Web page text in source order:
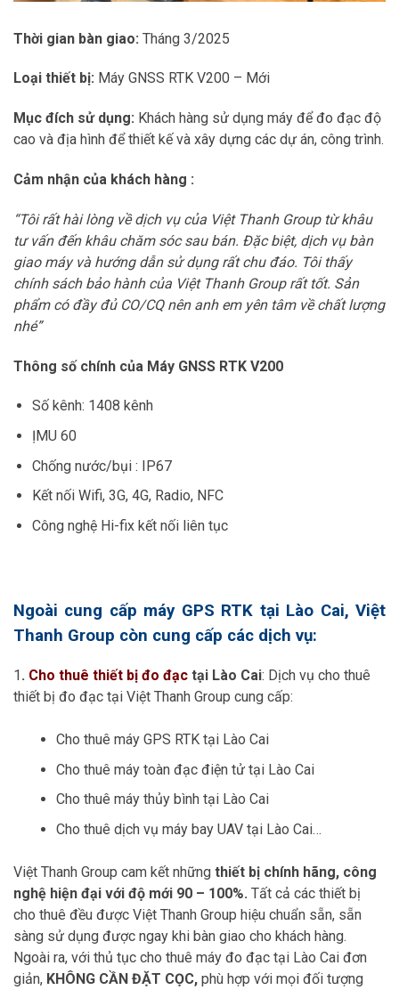
Thời gian bàn giao: Tháng 3/2025
Loại thiết bị: Máy GNSS RTK V200 – Mới
Mục đích sử dụng: Khách hàng sử dụng máy để đo đạc độ
cao và địa hình để thiết kế và xây dựng các dự án, công trình.
Cảm nhận của khách hàng :
“Tôi rất hài lòng về dịch vụ của Việt Thanh Group từ khâu
tư vấn đến khâu chăm sóc sau bán. Đặc biệt, dịch vụ bàn
giao máy và hướng dẫn sử dụng rất chu đáo. Tôi thấy
chính sách bảo hành của Việt Thanh Group rất tốt. Sản
phẩm có đầy đủ CO/CQ nên anh em yên tâm về chất lượng
nhé”
Thông số chính của Máy GNSS RTK V200
Số kênh: 1408 kênh
ỊMU 60
Chống nước/bụi : IP67
Kết nối Wifi, 3G, 4G, Radio, NFC
Công nghệ Hi-fix kết nối liên tục
Ngoài cung cấp máy GPS RTK tại Lào Cai, Việt
Thanh Group còn cung cấp các dịch vụ:
1. Cho thuê thiết bị đo đạc tại Lào Cai: Dịch vụ cho thuê
thiết bị đo đạc tại Việt Thanh Group cung cấp:
Cho thuê máy GPS RTK tại Lào Cai
Cho thuê máy toàn đạc điện tử tại Lào Cai
Cho thuê máy thủy bình tại Lào Cai
Cho thuê dịch vụ máy bay UAV tại Lào Cai…
Việt Thanh Group cam kết những thiết bị chính hãng, công
nghệ hiện đại với độ mới 90 – 100%. Tất cả các thiết bị
cho thuê đều được Việt Thanh Group hiệu chuẩn sẵn, sẵn
sàng sử dụng được ngay khi bàn giao cho khách hàng.
Ngoài ra, với thủ tục cho thuê máy đo đạc tại Lào Cai đơn
giản, KHÔNG CẦN ĐẶT CỌC, phù hợp với mọi đối tượng